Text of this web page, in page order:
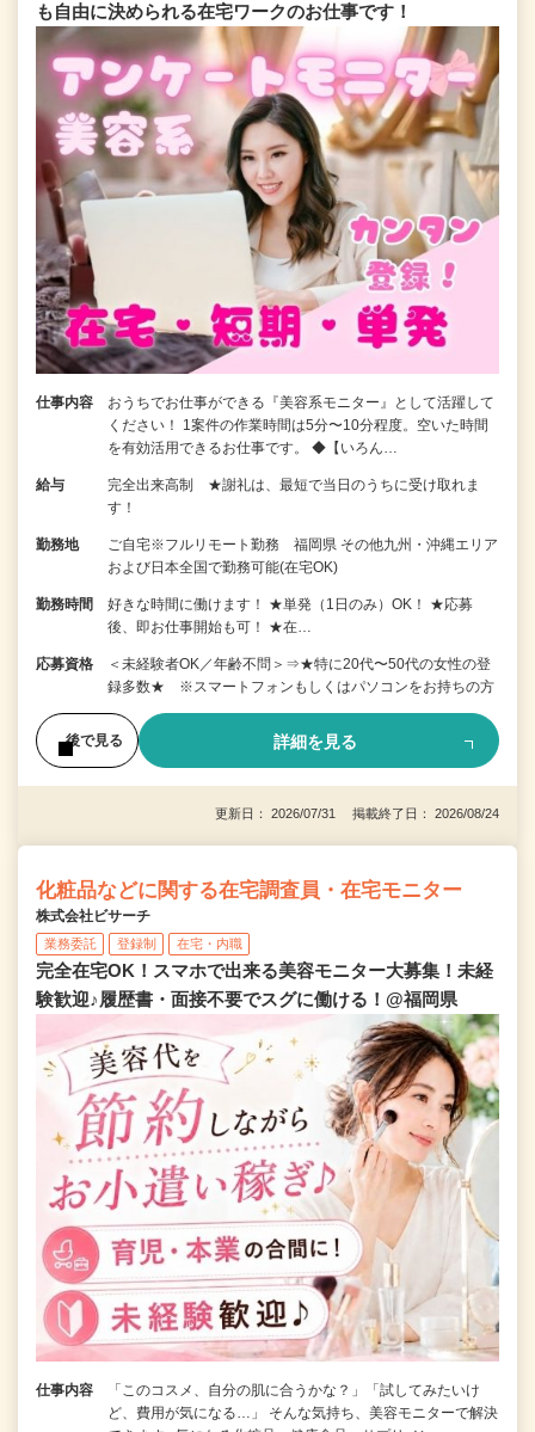
も自由に決められる在宅ワークのお仕事です！
仕事内容
おうちでお仕事ができる『美容系モニター』として活躍して
ください！ 1案件の作業時間は5分〜10分程度。空いた時間
を有効活用できるお仕事です。 ◆【いろん…
給与
完全出来高制 ★謝礼は、最短で当日のうちに受け取れま
す！
勤務地
ご自宅※フルリモート勤務 福岡県 その他九州・沖縄エリア
および日本全国で勤務可能(在宅OK)
勤務時間
好きな時間に働けます！ ★単発（1日のみ）OK！ ★応募
後、即お仕事開始も可！ ★在…
応募資格
＜未経験者OK／年齢不問＞⇒★特に20代〜50代の女性の登
録多数★ ※スマートフォンもしくはパソコンをお持ちの方
後で見る 詳細を見る
更新日： 2026/07/31 掲載終了日： 2026/08/24
化粧品などに関する在宅調査員・在宅モニター
株式会社ビサーチ
業務委託 登録制 在宅・内職
完全在宅OK！スマホで出来る美容モニター大募集！未経
験歓迎♪履歴書・面接不要でスグに働ける！@福岡県
仕事内容
「このコスメ、自分の肌に合うかな？」「試してみたいけ
ど、費用が気になる…」 そんな気持ち、美容モニターで解決